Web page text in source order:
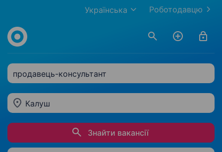
Роботодавцю
Українська
продавець-консультант
Калуш
Знайти вакансії